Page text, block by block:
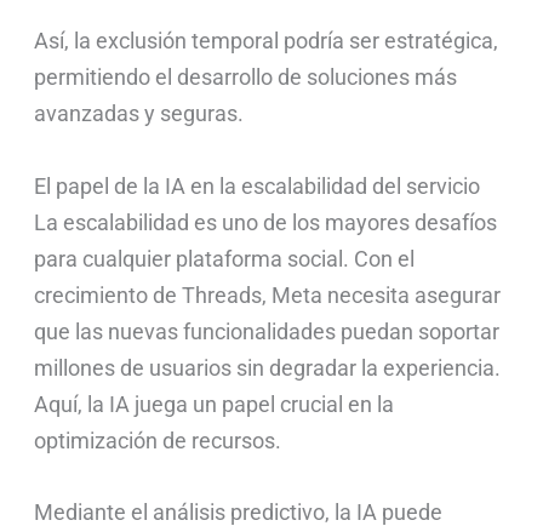
Así, la exclusión temporal podría ser estratégica,
permitiendo el desarrollo de soluciones más
avanzadas y seguras.
El papel de la IA en la escalabilidad del servicio
La escalabilidad es uno de los mayores desafíos
para cualquier plataforma social. Con el
crecimiento de Threads, Meta necesita asegurar
que las nuevas funcionalidades puedan soportar
millones de usuarios sin degradar la experiencia.
Aquí, la IA juega un papel crucial en la
optimización de recursos.
Mediante el análisis predictivo, la IA puede